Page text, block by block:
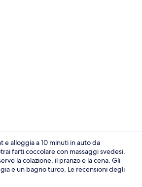
2 ristoranti;
e alloggia a 10 minuti in auto da
farti coccolare con massaggi svedesi,
la colazione, il pranzo e la cena. Gli
e un bagno turco. Le recensioni degli